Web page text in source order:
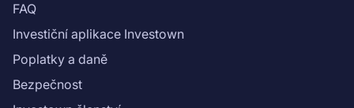
FAQ
Investiční aplikace Investown
Poplatky a daně
Bezpečnost